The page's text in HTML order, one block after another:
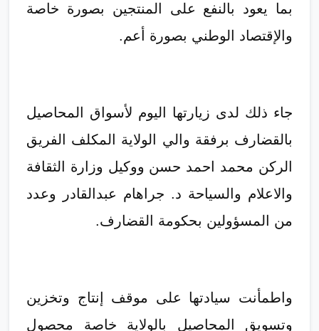
بما يعود بالنفع على المنتجين بصورة خاصة
والإقتصاد الوطني بصورة أعم.
جاء ذلك لدى زيارتها اليوم لأسواق المحاصيل
بالقضارف برفقة والي الولاية المكلف الفريق
الركن محمد احمد حسن ووكيل وزارة الثقافة
والاعلام والسياحة د. جراهام عبدالقادر وعدد
من المسؤولين بحكومة القضارف.
واطمأنت سيادتها على موقف إنتاج وتخزين
وتسويق المحاصيل بالولاية خاصة محصول